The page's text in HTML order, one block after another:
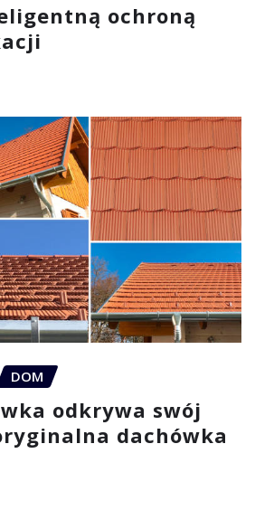
ochroną
DOM
odkrywa swój
dachówka